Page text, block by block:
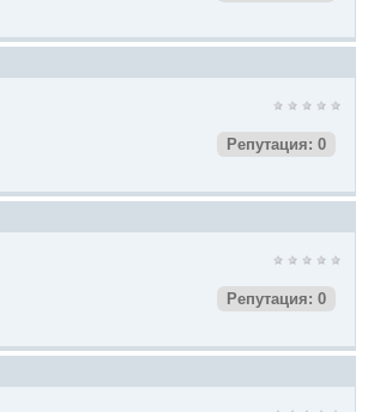
Репутация: 0
Репутация: 0